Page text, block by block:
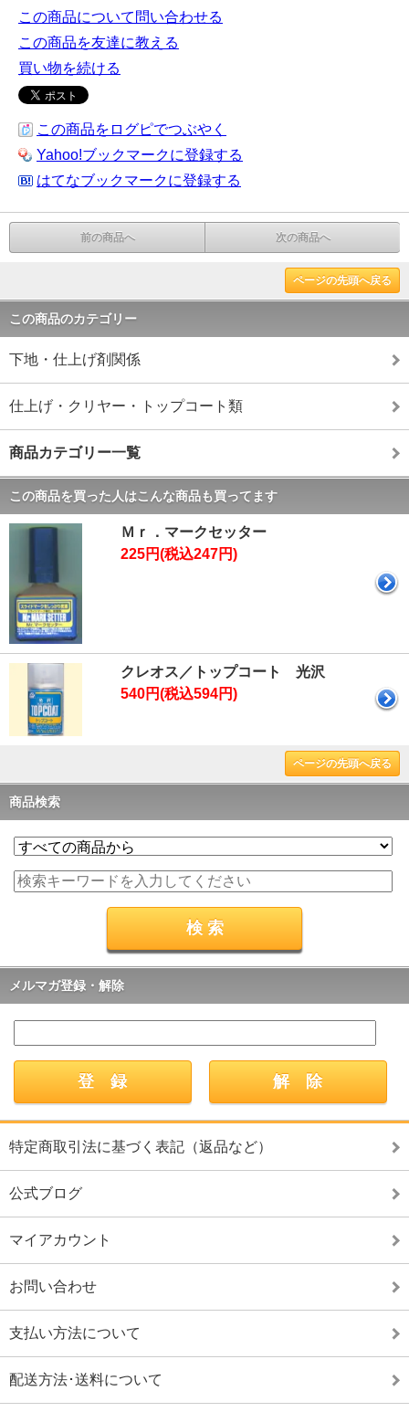
この商品について問い合わせる
この商品を友達に教える
買い物を続ける
この商品をログピでつぶやく
Yahoo!ブックマークに登録する
はてなブックマークに登録する
前の商品へ 次の商品へ
ページの先頭へ戻る
この商品のカテゴリー
下地・仕上げ剤関係
仕上げ・クリヤー・トップコート類
商品カテゴリー一覧
この商品を買った人はこんな商品も買ってます
Ｍｒ．マークセッター
225円(税込247円)
クレオス／トップコート 光沢
540円(税込594円)
ページの先頭へ戻る
商品検索
メルマガ登録・解除
特定商取引法に基づく表記（返品など）
公式ブログ
マイアカウント
お問い合わせ
支払い方法について
配送方法･送料について